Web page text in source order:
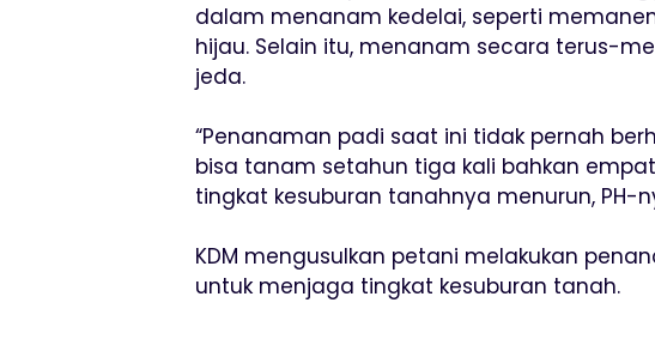
dalam menanam kedelai, seperti
hijau. Selain itu, menanam secara terus-
jeda.
“Penanaman padi saat ini tidak pernah
bisa tanam setahun tiga kali bahkan
tingkat kesuburan tanahnya menurun, PH-
KDM mengusulkan petani melakukan
untuk menjaga tingkat kesuburan tanah.